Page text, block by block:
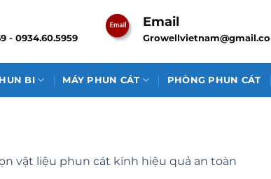
- 0934.60.5959
Email
BI MÁY PHUN CÁT PHÒNG PHUN CÁT
vật liệu phun cát kính hiệu quả an toàn